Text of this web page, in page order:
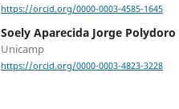
https://orcid.org/0000-0003-4585-1645
Soely Aparecida Jorge Polydoro
Unicamp
https://orcid.org/0000-0003-4823-3228